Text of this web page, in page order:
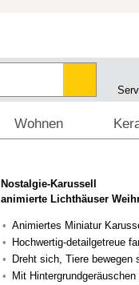
Wohnen
Nostalgie-Karussell
animierte Lichthäuser
Animiertes Miniatur
Hochwertig-detailgetreue
Dreht sich, Tiere bewegen
Mit